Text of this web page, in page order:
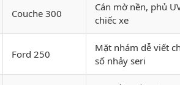
Couche 300
Cán mờ nền, phủ
chiếc xe
Ford 250
Mặt nhám dễ viết
số nhảy seri